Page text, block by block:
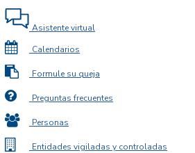
Asistente virtual
Calendarios
Formule su queja
Preguntas frecuentes
Personas
Entidades vigiladas y controladas